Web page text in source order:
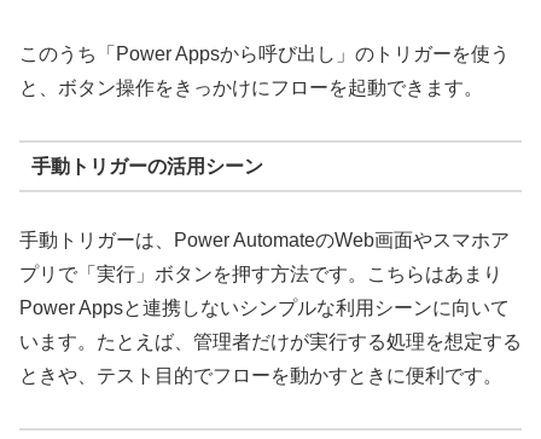
このうち「Power Appsから呼び出し」のトリガーを使う
と、ボタン操作をきっかけにフローを起動できます。
手動トリガーの活用シーン
手動トリガーは、Power AutomateのWeb画面やスマホア
プリで「実行」ボタンを押す方法です。こちらはあまり
Power Appsと連携しないシンプルな利用シーンに向いて
います。たとえば、管理者だけが実行する処理を想定する
ときや、テスト目的でフローを動かすときに便利です。